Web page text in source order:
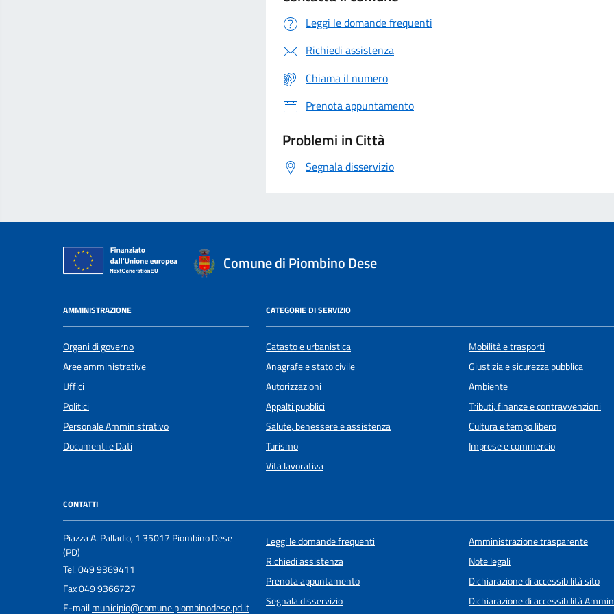
Leggi le domande frequenti
Richiedi assistenza
Chiama il numero
Prenota appuntamento
Problemi in Città
Segnala disservizio
Comune di Piombino Dese
AMMINISTRAZIONE
Organi di governo
Aree amministrative
Uffici
Politici
Personale Amministrativo
Documenti e Dati
CATEGORIE DI SERVIZIO
Catasto e urbanistica
Anagrafe e stato civile
Autorizzazioni
Appalti pubblici
Salute, benessere e assistenza
Turismo
Vita lavorativa
Mobilità e trasporti
Giustizia e sicurezza pubblica
Ambiente
Tributi, finanze e contravvenzioni
Cultura e tempo libero
Imprese e commercio
CONTATTI
Piazza A. Palladio, 1 35017 Piombino Dese
(PD)
Tel.049 9369411
Fax049 9366727
E-mailmunicipio@comune.piombinodese.pd.it
Leggi le domande frequenti
Richiedi assistenza
Prenota appuntamento
Segnala disservizio
Amministrazione trasparente
Note legali
Dichiarazione di accessibilità sito
Dichiarazione di accessibilità